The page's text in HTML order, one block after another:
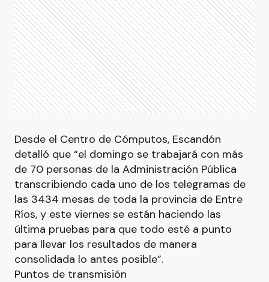
Desde el Centro de Cómputos, Escandón
detalló que “el domingo se trabajará con más
de 70 personas de la Administración Pública
transcribiendo cada uno de los telegramas de
las 3434 mesas de toda la provincia de Entre
Ríos, y este viernes se están haciendo las
última pruebas para que todo esté a punto
para llevar los resultados de manera
consolidada lo antes posible”.
Puntos de transmisión